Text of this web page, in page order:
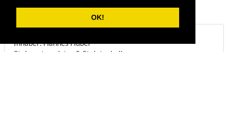
OK!
Inhaber: Hannes Huber
Steinmetzmeister & Steintechniker